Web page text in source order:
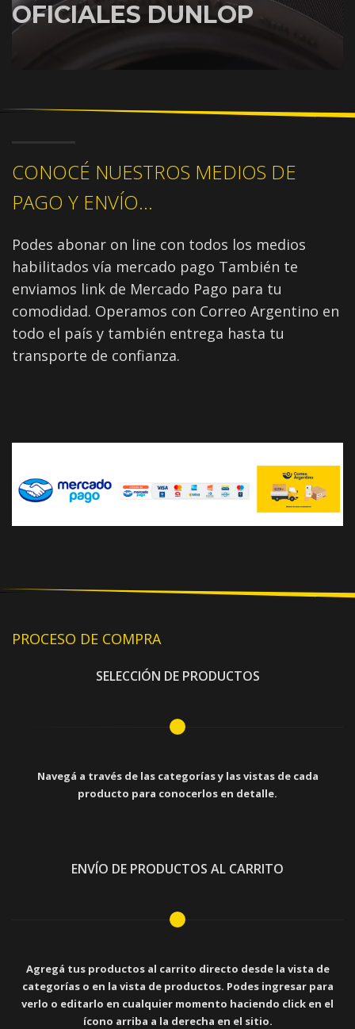
OFICIALES DUNLOP
CONOCÉ NUESTROS MEDIOS DE
PAGO Y ENVÍO...
Podes abonar on line con todos los medios
habilitados vía mercado pago También te
enviamos link de Mercado Pago para tu
comodidad. Operamos con Correo Argentino en
todo el país y también entrega hasta tu
transporte de confianza.
PROCESO DE COMPRA
SELECCIÓN DE PRODUCTOS
Navegá a través de las categorías y las vistas de cada
producto para conocerlos en detalle.
ENVÍO DE PRODUCTOS AL CARRITO
Agregá tus productos al carrito directo desde la vista de
categorías o en la vista de productos. Podes ingresar para
verlo o editarlo en cualquier momento haciendo click en el
ícono arriba a la derecha en el sitio.